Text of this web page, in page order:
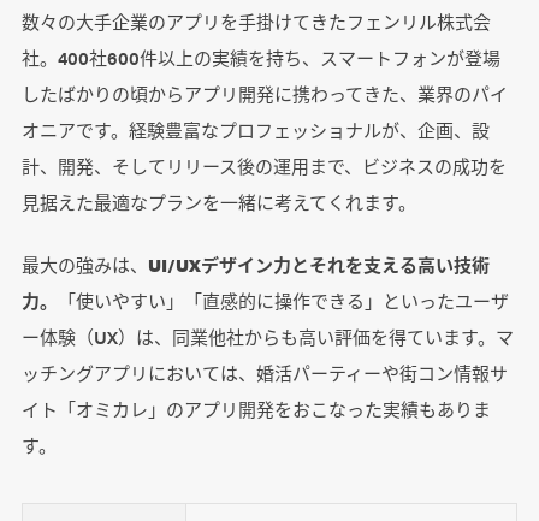
数々の大手企業のアプリを手掛けてきたフェンリル株式会
社。400社600件以上の実績を持ち、スマートフォンが登場
したばかりの頃からアプリ開発に携わってきた、業界のパイ
オニアです。経験豊富なプロフェッショナルが、企画、設
計、開発、そしてリリース後の運用まで、ビジネスの成功を
見据えた最適なプランを一緒に考えてくれます。
最大の強みは、 UI/UXデザイン力とそれを支える高い技術
力。
「使いやすい」「直感的に操作できる」といったユーザ
ー体験（UX）は、同業他社からも高い評価を得ています。マ
ッチングアプリにおいては、婚活パーティーや街コン情報サ
イト「オミカレ」のアプリ開発をおこなった実績もありま
す。